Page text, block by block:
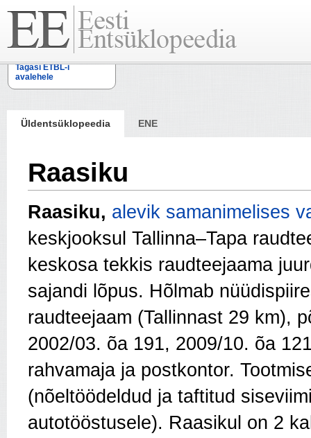
Tagasi ETBL-i
avalehele
Üldentsüklopeedia ENE
Raasiku
Raasiku, alevik samanimelises
keskjooksul Tallinna–Tapa
keskosa tekkis raudteejaama
sajandi lõpus. Hõlmab
raudteejaam (Tallinnast 29 km),
2002/03. õa 191, 2009/10. õa
rahvamaja ja postkontor.
(nõeltöödeldud ja taftitud
autotööstusele). Raasikul on 2